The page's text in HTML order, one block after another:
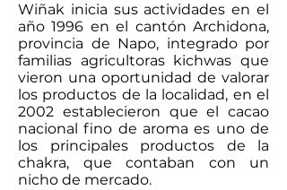
Wiñak inicia sus actividades en el
año 1996 en el cantón Archidona,
provincia de Napo, integrado por
familias agricultoras kichwas que
vieron una oportunidad de valorar
los productos de la localidad, en el
2002 establecieron que el cacao
nacional fino de aroma es uno de
los principales productos de la
chakra, que contaban con un
nicho de mercado.